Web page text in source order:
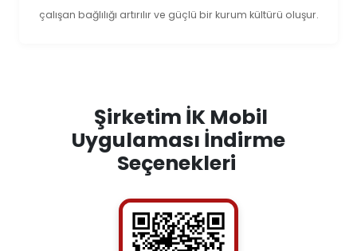
çalışan bağlılığı artırılır ve güçlü bir kurum kültürü oluşur.
Şirketim İK Mobil
Uygulaması İndirme
Seçenekleri